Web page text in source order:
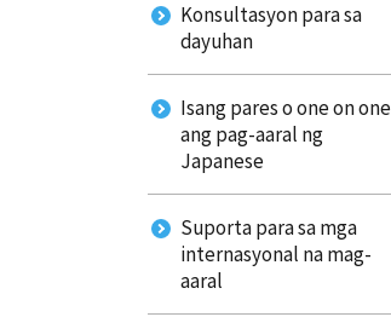
Konsultasyon para sa
dayuhan
Isang pares o one on one
ang pag-aaral ng
Japanese
Suporta para sa mga
internasyonal na mag-
aaral